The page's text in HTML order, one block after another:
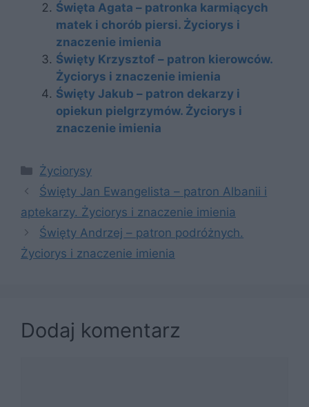
Święta Agata – patronka karmiących
matek i chorób piersi. Życiorys i
znaczenie imienia
Święty Krzysztof – patron kierowców.
Życiorys i znaczenie imienia
Święty Jakub – patron dekarzy i
opiekun pielgrzymów. Życiorys i
znaczenie imienia
Kategorie
Życiorysy
Święty Jan Ewangelista – patron Albanii i
aptekarzy. Życiorys i znaczenie imienia
Święty Andrzej – patron podróżnych.
Życiorys i znaczenie imienia
Dodaj komentarz